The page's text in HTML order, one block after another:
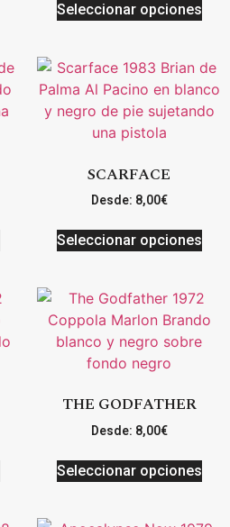
Seleccionar opciones
SCARFACE
Desde: 8,00€
Seleccionar opciones
THE GODFATHER
Desde: 8,00€
Seleccionar opciones